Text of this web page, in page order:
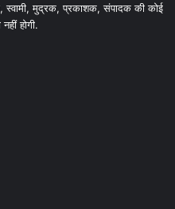
स्वामी, मुद्रक, प्रकाशक, संपादक की कोई
नहीं होगी.